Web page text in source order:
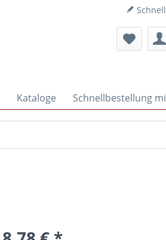
Kataloge Schnellbestellung